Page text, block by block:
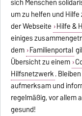
sich Menschen
um zu helfen und
der Webseite Hilfe &
einiges
dem Familienportal
Übersicht zu einem
Hilfsnetzwerk.
aufmerksam und
regelmäßig, vor allem
gesund!